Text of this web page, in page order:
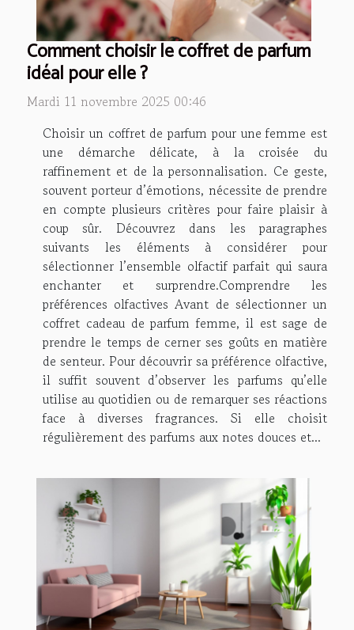
Comment choisir le coffret de parfum
idéal pour elle ?
Mardi 11 novembre 2025 00:46
Choisir un coffret de parfum pour une femme est
une démarche délicate, à la croisée du
raffinement et de la personnalisation. Ce geste,
souvent porteur d’émotions, nécessite de prendre
en compte plusieurs critères pour faire plaisir à
coup sûr. Découvrez dans les paragraphes
suivants les éléments à considérer pour
sélectionner l’ensemble olfactif parfait qui saura
enchanter et surprendre.Comprendre les
préférences olfactives Avant de sélectionner un
coffret cadeau de parfum femme, il est sage de
prendre le temps de cerner ses goûts en matière
de senteur. Pour découvrir sa préférence olfactive,
il suffit souvent d’observer les parfums qu’elle
utilise au quotidien ou de remarquer ses réactions
face à diverses fragrances. Si elle choisit
régulièrement des parfums aux notes douces et...